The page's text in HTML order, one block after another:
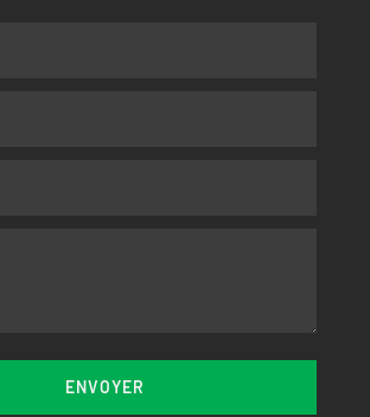
ENVOYER